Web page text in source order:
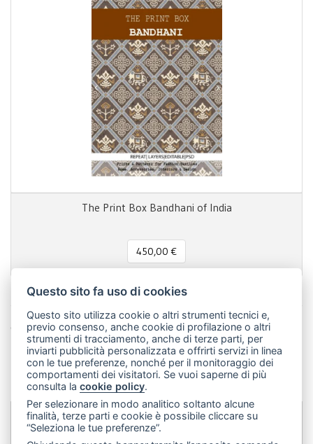
The Print Box Bandhani of India
450,00 €
Condividi questa pagina!
Facebook
TwitterPinterestLinkedInWhatsApp
WeChatSnapchatTelegram
Email Message
Condividi
Dip&Dyesas di Crivellari Andrea Cesare Giulio & C.
Questo sito fa uso di cookies
Questo sito utilizza cookie o altri strumenti tecnici e,
previo consenso, anche cookie di profilazione o altri
strumenti di tracciamento, anche di terze parti, per
inviarti pubblicità personalizzata e offrirti servizi in linea
con le tue preferenze, nonché per il monitoraggio dei
comportamenti dei visitatori. Se vuoi saperne di più
consulta lacookie policy.
Per selezionare in modo analitico soltanto alcune
finalità, terze parti e cookie è possibile cliccare su
“Seleziona le tue preferenze”.